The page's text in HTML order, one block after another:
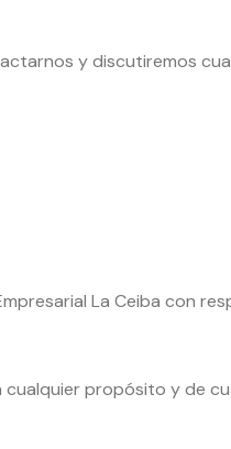
y discutiremos
La Ceiba con
propósito y de